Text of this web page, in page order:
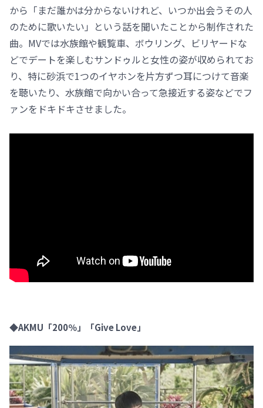
から「まだ誰かは分からないけれど、いつか出会うその人
のために歌いたい」という話を聞いたことから制作された
曲。MVでは水族館や観覧車、ボウリング、ビリヤードな
どでデートを楽しむサンドゥルと女性の姿が収められてお
り、特に砂浜で1つのイヤホンを片方ずつ耳につけて音楽
を聴いたり、水族館で向かい合って急接近する姿などでフ
ァンをドキドキさせました。
◆AKMU「200％」「Give Love」